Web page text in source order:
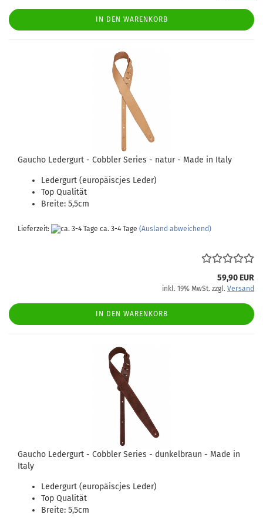
IN DEN WARENKORB
Gaucho Ledergurt - Cobbler Series - natur - Made in Italy
Ledergurt (europäiscjes Leder)
Top Qualität
Breite: 5,5cm
Lieferzeit: ca. 3-4 Tage (Ausland abweichend)
59,90 EUR
inkl. 19% MwSt. zzgl. Versand
IN DEN WARENKORB
Gaucho Ledergurt - Cobbler Series - dunkelbraun - Made in
Italy
Ledergurt (europäiscjes Leder)
Top Qualität
Breite: 5,5cm